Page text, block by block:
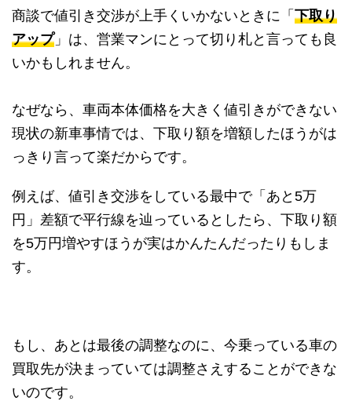
商談で値引き交渉が上手くいかないときに「 下取り
アップ」は、営業マンにとって切り札と言っても良
いかもしれません。
なぜなら、車両本体価格を大きく値引きができない
現状の新車事情では、下取り額を増額したほうがは
っきり言って楽だからです。
例えば、値引き交渉をしている最中で「あと5万
円」差額で平行線を辿っているとしたら、下取り額
を5万円増やすほうが実はかんたんだったりもしま
す。
もし、あとは最後の調整なのに、今乗っている車の
買取先が決まっていては調整さえすることができな
いのです。